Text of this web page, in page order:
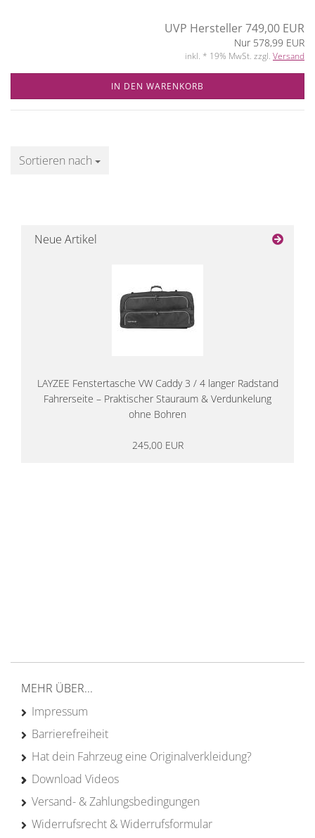
UVP Hersteller 749,00 EUR
Nur 578,99 EUR
inkl. * 19% MwSt. zzgl. Versand
IN DEN WARENKORB
Sortieren nach
Sortieren nach
Neue Artikel
LAYZEE Fenstertasche VW Caddy 3 / 4 langer Radstand
Fahrerseite – Praktischer Stauraum & Verdunkelung
ohne Bohren
245,00 EUR
MEHR ÜBER...
Impressum
Barrierefreiheit
Hat dein Fahrzeug eine Originalverkleidung?
Download Videos
Versand- & Zahlungsbedingungen
Widerrufsrecht & Widerrufsformular